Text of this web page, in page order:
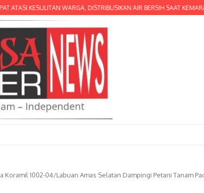
KESULITAN WARGA, DISTRIBUSIKAN AIR BERSIH SAAT KEMARAU
Koramil 1002-04/Labuan Amas Selatan Dampingi Petani Tanam